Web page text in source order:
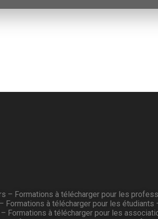
– Formations à télécharger pour les
Formations à télécharger pour les étudiants
Formations à télécharger pour les